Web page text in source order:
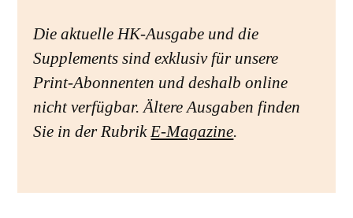
Die aktuelle HK-Ausgabe und die
Supplements sind exklusiv für unsere
Print-Abonnenten und deshalb online
nicht verfügbar. Ältere Ausgaben finden
Sie in der Rubrik E-Magazine.